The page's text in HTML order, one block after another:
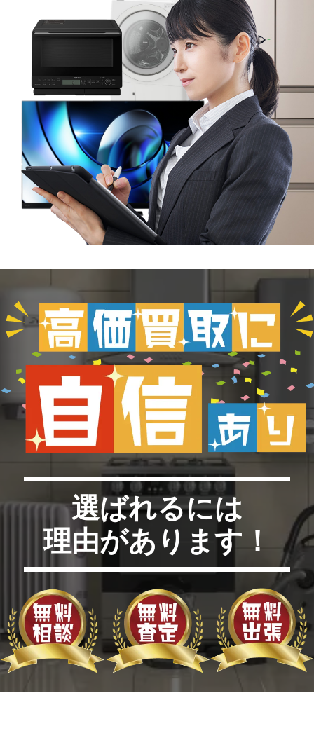
選ばれるには
理由があります！